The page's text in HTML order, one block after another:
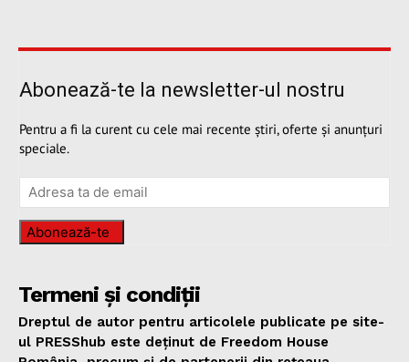
Abonează-te la newsletter-ul nostru
Pentru a fi la curent cu cele mai recente știri, oferte și anunțuri
speciale.
Abonează-te
Termeni și condiții
Dreptul de autor pentru articolele publicate pe site-
ul PRESShub este deținut de Freedom House